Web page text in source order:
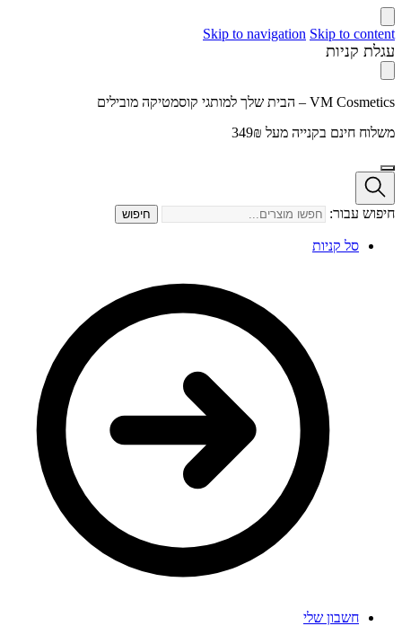
Skip to navigation Skip to content
עגלת קניות
VM Cosmetics – הבית שלך למותגי קוסמטיקה מובילים
משלוח חינם בקנייה מעל 349₪
חיפוש עבור: חיפוש
סל קניות
חשבון שלי